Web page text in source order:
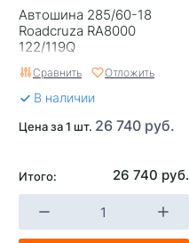
Гарантия
Автошина 285/60-18
Roadcruza RA8000
122/119Q
Сравнить Отложить
В наличии
Цена за 1 шт. 26 740 руб.
Итого: 26 740 руб.